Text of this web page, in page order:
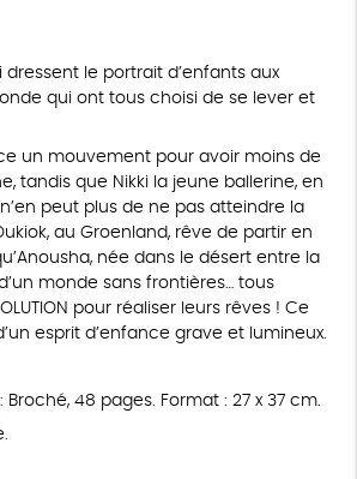
dressent le portrait d’enfants aux
qui ont tous choisi de se lever et
un mouvement pour avoir moins de
tandis que Nikki la jeune ballerine, en
peut plus de ne pas atteindre la
au Groenland, rêve de partir en
née dans le désert entre la
monde sans frontières… tous
pour réaliser leurs rêves ! Ce
esprit d’enfance grave et lumineux.
Broché, 48 pages. Format : 27 x 37 cm.